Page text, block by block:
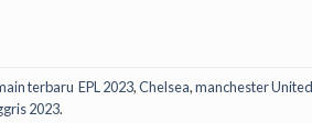
terbaru EPL 2023,Chelsea,manchester United
2023.